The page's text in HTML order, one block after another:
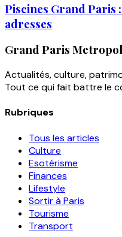
Piscines Grand Paris
adresses
Grand Paris
Actualités, culture,
Tout ce qui fait battre le
Rubriques
Tous les articles
Culture
Esotérisme
Finances
Lifestyle
Sortir à Paris
Tourisme
Transport